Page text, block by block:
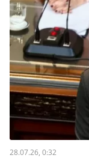
28.07.26, 0:32